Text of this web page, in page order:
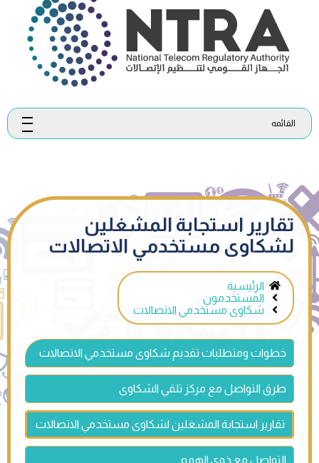
القائمه
تقارير استجابة المشغلين
لشكاوى مستخدمي الاتصالات
الرئيسية
المستخدمون
شكاوى مستخدمي الاتصالات
خطوات ومتطلبات تقديم شكاوى مستخدمي الاتصالات
طرق التواصل مع مركز تلقي الشكاوى
تقارير استجابة المشغلين لشكاوى مستخدمي الاتصالات
التواصل مع ذوي الهمم